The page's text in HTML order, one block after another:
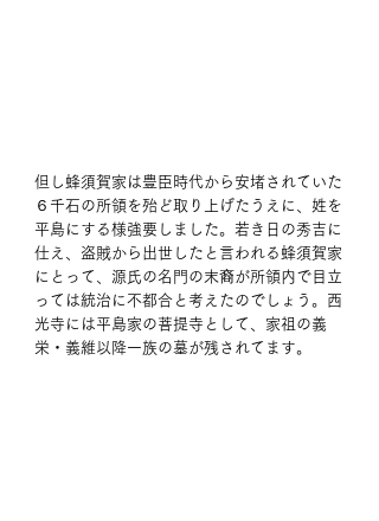
但し蜂須賀家は豊臣時代から安堵されていた
６千石の所領を殆ど取り上げたうえに、姓を
平島にする様強要しました。若き日の秀吉に
仕え、盗賊から出世したと言われる蜂須賀家
にとって、源氏の名門の末裔が所領内で目立
っては統治に不都合と考えたのでしょう。西
光寺には平島家の菩提寺として、家祖の義
栄・義維以降一族の墓が残されてます。